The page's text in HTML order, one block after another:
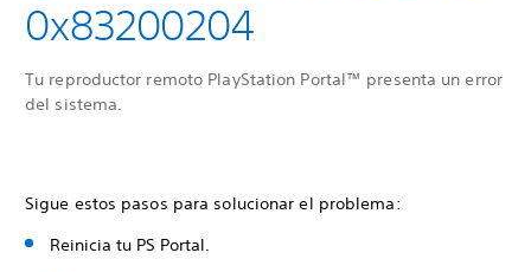
0x83200204
Tu reproductor remoto PlayStation Portal™ presenta un error
del sistema.
Sigue estos pasos para solucionar el problema:
Reinicia tu PS Portal.